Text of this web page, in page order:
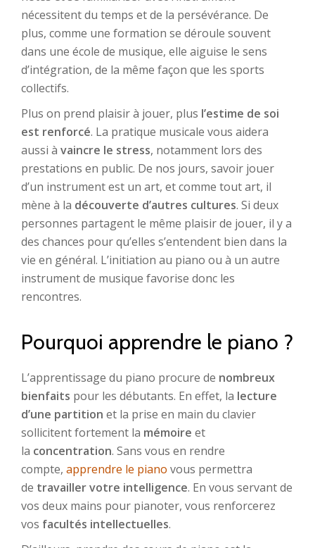
nécessitent du temps et de la persévérance. De
plus, comme une formation se déroule souvent
dans une école de musique, elle aiguise le sens
d’intégration, de la même façon que les sports
collectifs.
Plus on prend plaisir à jouer, plus l’estime de soi
est renforcé. La pratique musicale vous aidera
aussi à vaincre le stress, notamment lors des
prestations en public. De nos jours, savoir jouer
d’un instrument est un art, et comme tout art, il
mène à la découverte d’autres cultures. Si deux
personnes partagent le même plaisir de jouer, il y a
des chances pour qu’elles s’entendent bien dans la
vie en général. L’initiation au piano ou à un autre
instrument de musique favorise donc les
rencontres.
Pourquoi apprendre le piano ?
L’apprentissage du piano procure de nombreux
bienfaits pour les débutants. En effet, la lecture
d’une partition et la prise en main du clavier
sollicitent fortement la mémoire et
la concentration. Sans vous en rendre
compte, apprendre le piano vous permettra
de travailler votre intelligence. En vous servant de
vos deux mains pour pianoter, vous renforcerez
vos facultés intellectuelles.